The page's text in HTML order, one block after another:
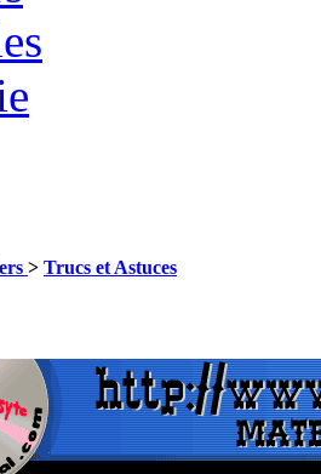
> Trucs et Astuces